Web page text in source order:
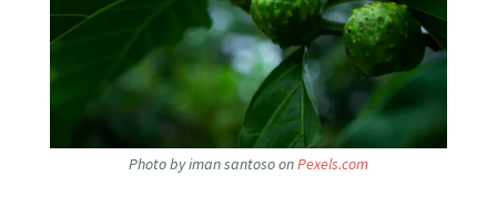
Photo by iman santoso onPexels.com